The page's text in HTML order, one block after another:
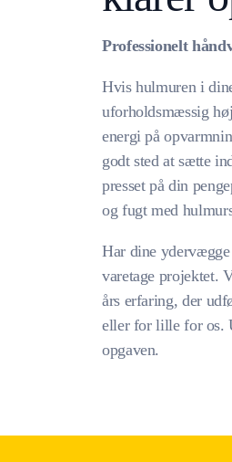
Professionelt
Hvis hulmuren i
uforholdsmæssig
energi på
godt sted at sætte
presset på din
og fugt med
Har dine
varetage projektet.
års erfaring, der
eller for lille for os.
opgaven.